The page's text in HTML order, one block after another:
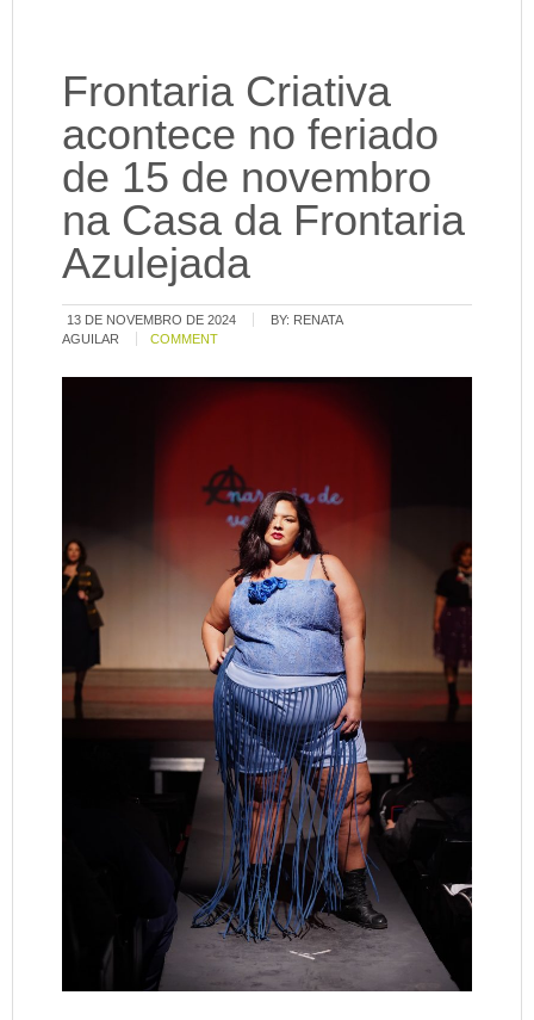
Frontaria Criativa
acontece no feriado
de 15 de novembro
na Casa da Frontaria
Azulejada
13 DE NOVEMBRO DE 2024 BY: RENATA
AGUILAR
COMMENT